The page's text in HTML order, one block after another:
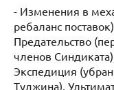
- Изменения в
ребаланс
Предательство
членов
Экспедиция
Туджина),